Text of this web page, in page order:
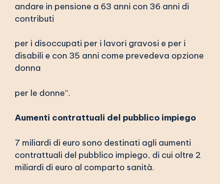
andare in pensione a 63 anni con 36 anni di
contributi
per i disoccupati per i lavori gravosi e per i
disabili e con 35 anni come prevedeva opzione
donna
per le donne”.
Aumenti contrattuali del pubblico impiego
7 miliardi di euro sono destinati agli aumenti
contrattuali del pubblico impiego, di cui oltre 2
miliardi di euro al comparto sanità.